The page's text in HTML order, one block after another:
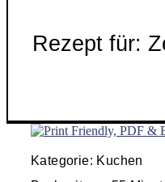
Rezept für:
Kategorie: Kuchen